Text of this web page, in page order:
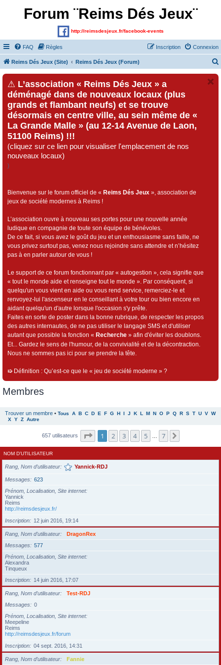
Forum ¨Reims Dés Jeux¨
http://reimsdesjeux.fr/facebook-events
FAQ Règles Connexion
Inscription
Reims Dés Jeux (Site) Reims Dés Jeux (Forum)
⚠ L’association « Reims Dés Jeux » a
déménagé dans de nouveaux locaux (plus
grands et flambant neufs) et se trouve
désormais en centre ville, au sein même de «
La Grande Malle » (au 12-14 Avenue de Laon,
51100 Reims) !!!
(cliquez sur ce lien pour visualiser l'emplacement de nos
nouveaux locaux)
)
Bienvenue sur le forum officiel de « Reims Dés Jeux », association de
jeux de société modernes à Reims !
L’association ouvre à nouveau ses portes pour une nouvelle année
ludique en compagnie de toute son équipe de bénévoles.
De ce fait, si vous avez le goût du jeu et un enthousiasme sans faille, ne
vous privez surtout pas, venez nous rejoindre sans attendre et n’hésitez
pas à en parler autour de vous !
Le support de ce forum fonctionnant par « autogestion », cela signifie que
« tout le monde aide et renseigne tout le monde ». Par conséquent, si
quelqu'un vous vient en aide ou vous rend service, remerciez-le et
renvoyez-lui l'ascenseur en le conseillant à votre tour ou bien encore en
aidant quelqu'un d'autre lorsque l'occasion s'y prête.
Faites en sorte de poster dans la bonne rubrique, de respecter les propos
des autres internautes, de ne pas utiliser le langage SMS et d'utiliser
autant que possible la fonction « Recherche » afin d'éviter les doublons.
Et... Gardez le sens de l'humour, de la convivialité et de la décontraction.
Nous ne sommes pas ici pour se prendre la tête.
➯ Définition : Qu’est-ce que le « jeu de société moderne » ?
Membres
Trouver un membre • Tous A B C D E F G H I J K L M N O P Q R S T U V W
X Y Z Autre
657 utilisateurs Page sur7
1 2 3 4 5 7
NOM D’UTILISATEUR
Rang, Nom d’utilisateur Yannick-RDJ
Messages
623
Prénom, Localisation, Site internet
Yannick
Reims
http://reimsdesjeux.fr/
Inscription
12 juin 2016, 19:14
Rang, Nom d’utilisateur
DragonRex
Messages
577
Prénom, Localisation, Site internet
Alexandra
Tinqueux
Inscription
14 juin 2016, 17:07
Rang, Nom d’utilisateur
Test-RDJ
Messages
0
Prénom, Localisation, Site internet
Meepeline
Reims
http://reimsdesjeux.fr/forum
Inscription
04 sept. 2016, 14:31
Rang, Nom d’utilisateur
Fannie